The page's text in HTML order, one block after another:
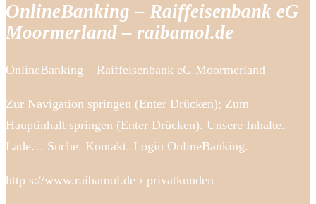
OnlineBanking – Raiffeisenbank eG
Moormerland – raibamol.de
OnlineBanking – Raiffeisenbank eG Moormerland
Zur Navigation springen (Enter Drücken); Zum
Hauptinhalt springen (Enter Drücken). Unsere Inhalte.
Lade… Suche. Kontakt. Login OnlineBanking.
http s://www.raibamol.de › privatkunden